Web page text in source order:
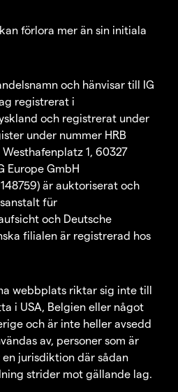
förlora mer än sin initiala
och hänvisar till IG
registrerat i
och registrerat under
under nummer HRB
1, 60327
Europe GmbH
är auktoriserat och
für
och Deutsche
filialen är registrerad hos
webbplats riktar sig inte till
i USA, Belgien eller något
och är inte heller avsedd
av, personer som är
jurisdiktion där sådan
strider mot gällande lag.